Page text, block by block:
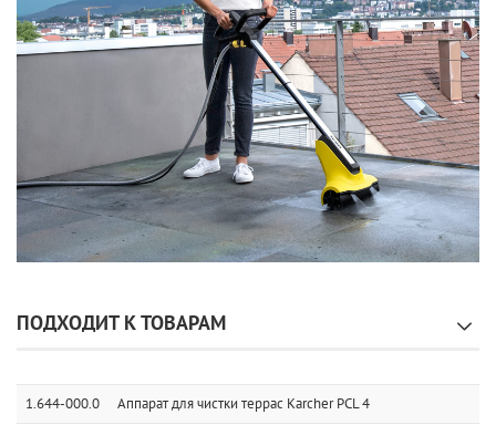
ПОДХОДИТ К ТОВАРАМ
1.644-000.0 Аппарат для чистки террас Karcher PCL 4